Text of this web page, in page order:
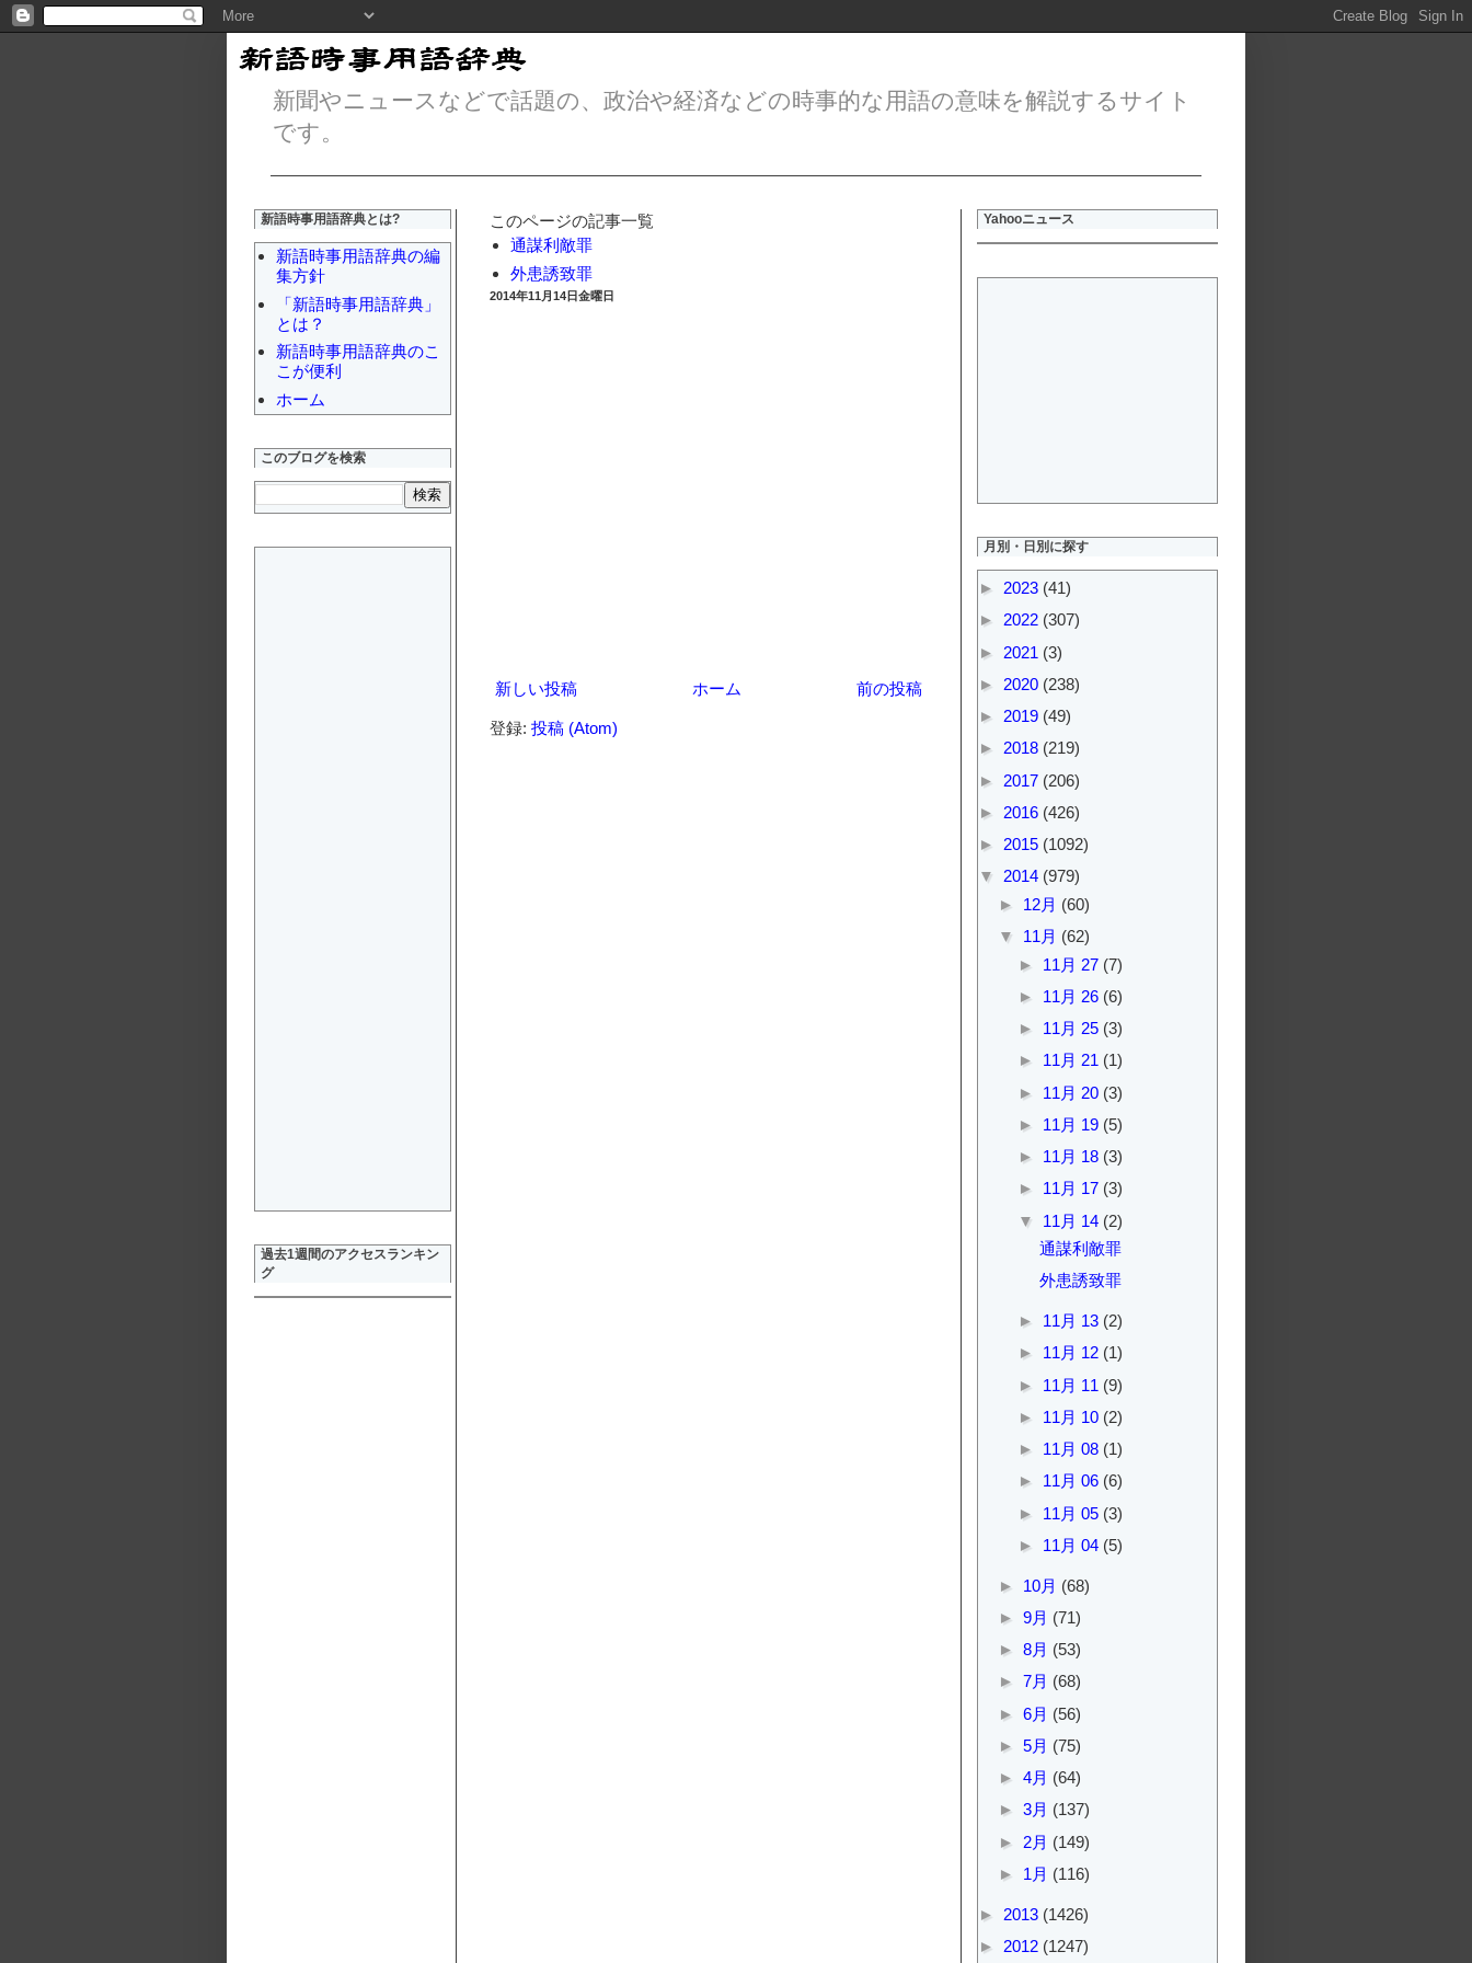
新聞やニュースなどで話題の、政治や経済などの時事的な用語の意味を解説するサイト
です。
このページの記事一覧
通謀利敵罪
外患誘致罪
2014年11月14日金曜日
新しい投稿 前の投稿
ホーム
登録: 投稿 (Atom)
新語時事用語辞典とは?
新語時事用語辞典の編
集方針
「新語時事用語辞典」
とは？
新語時事用語辞典のこ
こが便利
ホーム
このブログを検索
過去1週間のアクセスランキン
グ
Yahooニュース
月別・日別に探す
► 2023 (41)
► 2022 (307)
► 2021 (3)
► 2020 (238)
► 2019 (49)
► 2018 (219)
► 2017 (206)
► 2016 (426)
► 2015 (1092)
▼ 2014 (979)
► 12月 (60)
▼ 11月 (62)
► 11月 27 (7)
► 11月 26 (6)
► 11月 25 (3)
► 11月 21 (1)
► 11月 20 (3)
► 11月 19 (5)
► 11月 18 (3)
► 11月 17 (3)
▼ 11月 14 (2)
通謀利敵罪
外患誘致罪
► 11月 13 (2)
► 11月 12 (1)
► 11月 11 (9)
► 11月 10 (2)
► 11月 08 (1)
► 11月 06 (6)
► 11月 05 (3)
► 11月 04 (5)
► 10月 (68)
► 9月 (71)
► 8月 (53)
► 7月 (68)
► 6月 (56)
► 5月 (75)
► 4月 (64)
► 3月 (137)
► 2月 (149)
► 1月 (116)
► 2013 (1426)
► 2012 (1247)